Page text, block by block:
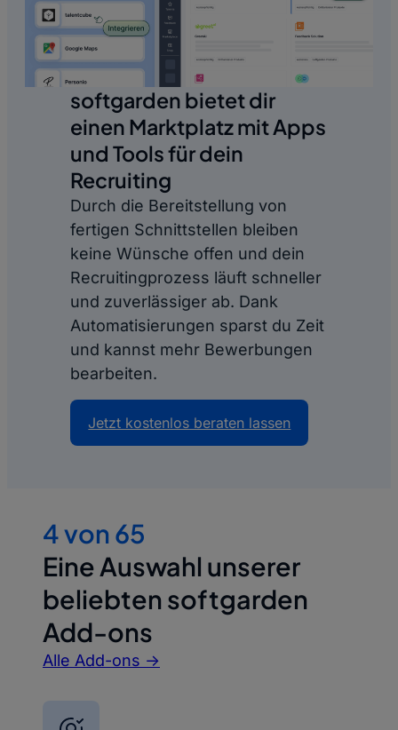
softgarden bietet dir
einen Marktplatz mit Apps
und Tools für dein
Recruiting
Durch die Bereitstellung von
fertigen Schnittstellen bleiben
keine Wünsche offen und dein
Recruitingprozess läuft schneller
und zuverlässiger ab. Dank
Automatisierungen sparst du Zeit
und kannst mehr Bewerbungen
bearbeiten.
Jetzt kostenlos beraten lassen
4 von 65
Eine Auswahl unserer
beliebten softgarden
Add-ons
Alle Add-ons ->